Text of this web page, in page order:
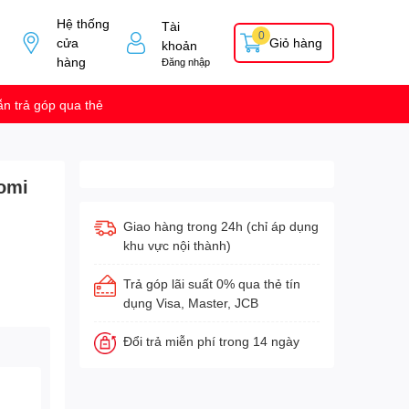
Hệ thống
cửa
hàng
Tài
khoản
Đăng nhập
Giỏ hàng
0
trả góp qua thẻ
Giao hàng trong 24h (chỉ áp dụng
khu vực nội thành)
Trả góp lãi suất 0% qua thẻ tín
dụng Visa, Master, JCB
Đổi trả miễn phí trong 14 ngày